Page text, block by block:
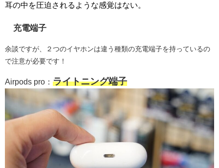
耳の中を圧迫されるような感覚はない。
充電端子
余談ですが、２つのイヤホンは違う種類の充電端子を持っているの
で注意が必要です！
Airpods pro： ライトニング端子